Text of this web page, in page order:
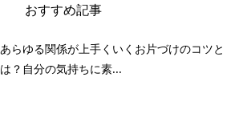
おすすめ記事
あらゆる関係が上手くいくお片づけのコツと
は？自分の気持ちに素...